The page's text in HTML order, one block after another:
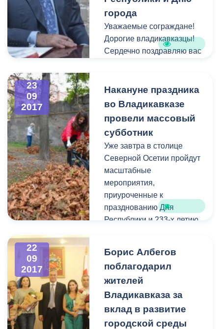
города
Уважаемые сограждане!
Дорогие владикавказцы!
Сердечно поздравляю вас
славы Владикавказ.
23
09
2017
Накануне праздника
во Владикавказе
провели массовый
субботник
Уже завтра в столице
Северной Осетии пройдут
масштабные
мероприятия,
приуроченные к
празднованию Дня
Республики и 233-х летию
решение провести
очередной
общереспубликанский
субботник накануне
праздничных гуляний.
22
09
2017
Борис Албегов
поблагодарил
жителей
Владикавказа за
вклад в развитие
городской среды